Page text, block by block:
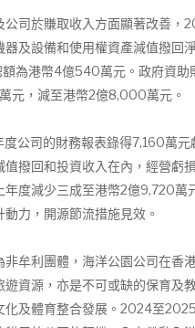
公司於賺取收入方面顯著改善，
器及設備和使用權資產減值撥回
為港幣4億540萬元。政府資助
元，減至港幣2億8,000萬元。
公司的財務報表錄得7,160萬元
值撥回和投資收入在內，經營虧
年度減少三成至港幣2億9,720萬
力，開源節流措施見效。
非牟利團體，海洋公園公司在香
遊資源，亦是不可或缺的保育及
化及體育整合發展。2024至